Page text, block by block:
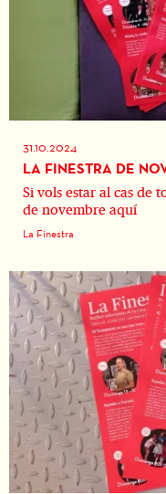
31.10.2024
LA FINESTRA DE
Si vols estar al cas de
de novembre aquí
La Finestra